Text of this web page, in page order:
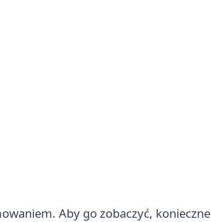
Aby go zobaczyć, konieczne